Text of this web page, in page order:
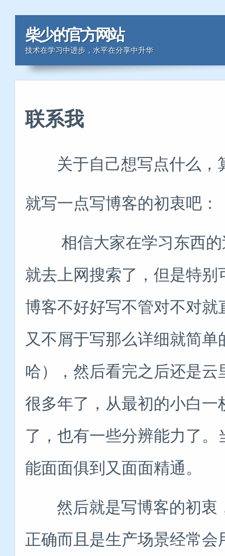
柴少的官方网站
技术在学习中进步，水平在分享中升华
联系我
关于自己想写点什么，
就写一点写博客的初衷吧：
相信大家在学习东西的
就去上网搜索了，但是特
博客不好好写不管对不对
又不屑于写那么详细就简
哈），然后看完之后还是
很多年了，从最初的小白
了，也有一些分辨能力了
能面面俱到又面面精通。
然后就是写博客的初衷
正确而且是生产场景经常